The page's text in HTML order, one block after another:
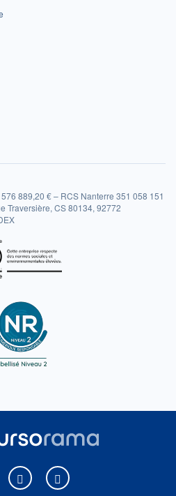
889,20 € – RCS Nanterre 351 058 151
Traversière, CS 80134, 92772
sur Facebook
Boursorama sur XBoursorama sur